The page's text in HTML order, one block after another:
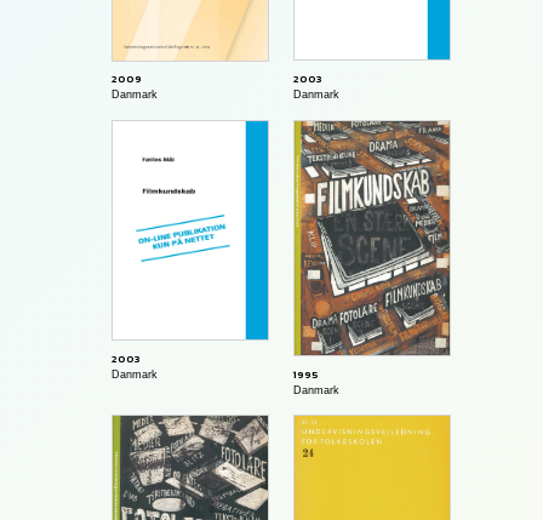
2009
Danmark
2003
Danmark
2003
Danmark 1995
Danmark